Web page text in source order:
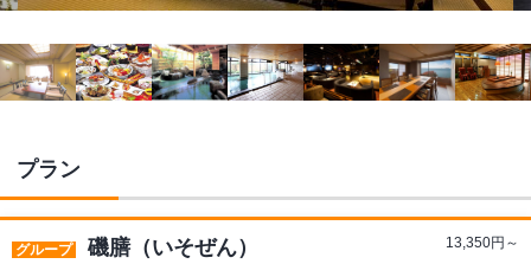
プラン
グループ 磯膳（いそぜん） 13,350円～